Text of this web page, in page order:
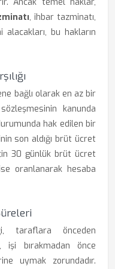
, ihbar tazminatı,
bu hakların
bağlı olarak en az bir
kanunda
hak edilen bir
son aldığı brüt ücret
30 günlük brüt ücret
oranlanarak hesaba
taraflara önceden
işi bırakmadan önce
uymak zorundadır.